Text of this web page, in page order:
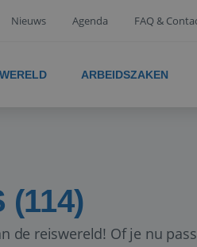
Nieuws Agenda FAQ &
ARBEIDSZAKEN
(114)
de reiswereld! Of je nu